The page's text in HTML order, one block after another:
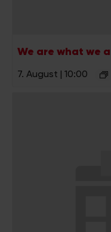
We are what we
7. August | 10:00